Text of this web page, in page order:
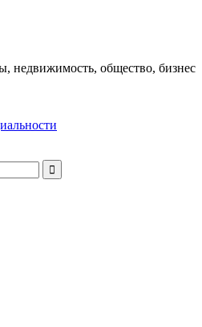
недвижимость, общество, бизнес